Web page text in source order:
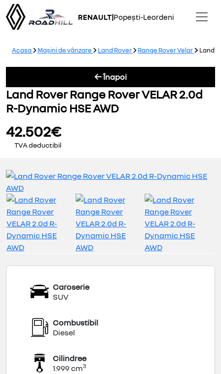
RENAULT|Popești-Leordeni
Acasa Mașini de vânzare Land Rover Range Rover Velar Land
Înapoi
Land Rover Range Rover VELAR 2.0d
R-Dynamic HSE AWD
42.502€
TVA deductibil
Caroserie
SUV
Combustibil
Diesel
Cilindree
1.999 cm3